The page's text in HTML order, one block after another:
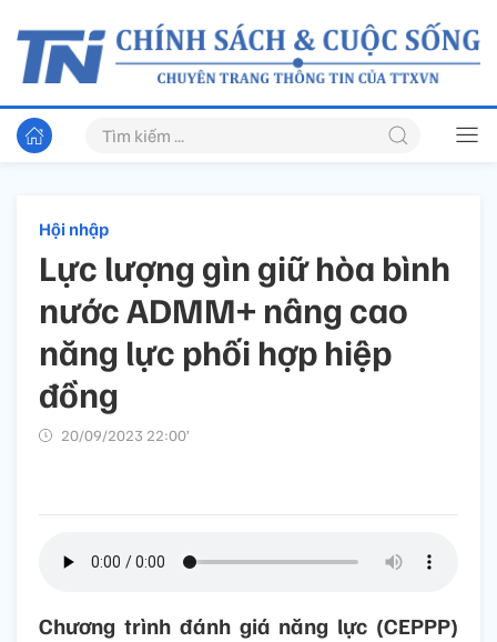
Hội nhập
Lực lượng gìn giữ hòa bình
nước ADMM+ nâng cao
năng lực phối hợp hiệp
đồng
20/09/2023 22:00’
Chương trình đánh giá năng lực (CEPPP)